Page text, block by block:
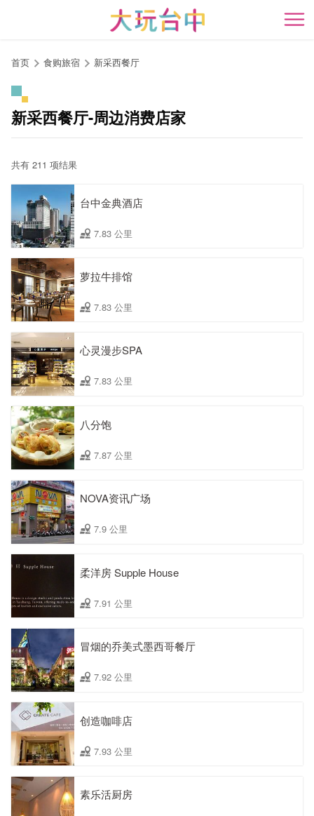
开
首页 食购旅宿 新采西餐厅
新采西餐厅-周边消费店家
共有 211 项结果
台中金典酒店
7.83 公里
萝拉牛排馆
7.83 公里
心灵漫步SPA
7.83 公里
八分饱
7.87 公里
NOVA资讯广场
7.9 公里
柔洋房 Supple House
7.91 公里
冒烟的乔美式墨西哥餐厅
7.92 公里
创造咖啡店
7.93 公里
素乐活厨房